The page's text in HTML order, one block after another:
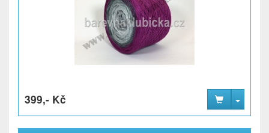
399,- Kč